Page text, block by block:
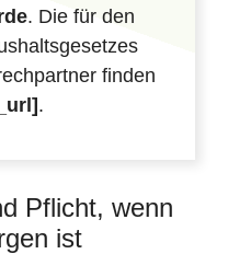
. Die für den
finden
.
Pflicht, wenn
ist